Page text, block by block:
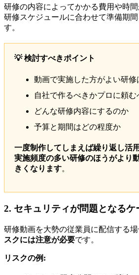
研修の内容によってかかる費用や時
研修スケジュールに合わせて準備期
す。
💡 検討すべきポイント
動画で実施した方がよい研修
自社で作るべきかプロに頼む
どんな研修内容にするのか
予算と期間はどの程度か
一度制作してしまえば繰り返し活
実施頻度の多い研修のほうがより
きくなります。
2. セキュリティが問題となるケ
研修動画を大勢の従業員に配信する
スクには注意が必要です。
リスクの例: